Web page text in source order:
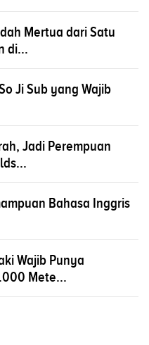
Mertua dari Satu
di...
Ji Sub yang Wajib
Jadi Perempuan
Bahasa Inggris
Wajib Punya
Mete...